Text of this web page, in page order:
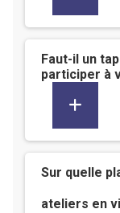
Faut-il un
participer à
Sur quelle
ateliers en